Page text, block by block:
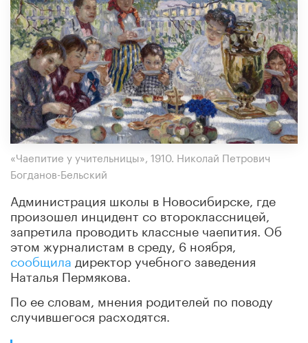
«Чаепитие у учительницы», 1910. Николай Петрович
Богданов-Бельский
Администрация школы в Новосибирске, где
произошел инцидент со второклассницей,
запретила проводить классные чаепития. Об
этом журналистам в среду, 6 ноября,
сообщила директор учебного заведения
Наталья Пермякова.
По ее словам, мнения родителей по поводу
случившегося расходятся.